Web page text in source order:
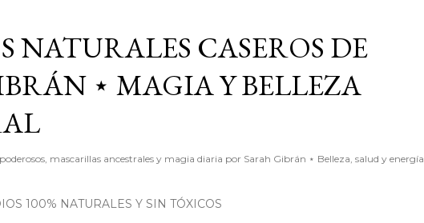
NATURALES CASEROS DE
⋆ MAGIA Y BELLEZA
mascarillas ancestrales y magia diaria por Sarah Gibrán ⋆ Belleza, salud y energía
100% NATURALES Y SIN TÓXICOS